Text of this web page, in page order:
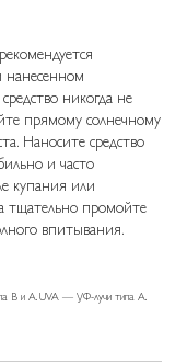
нанесенном
никогда не
прямому солнечному
Наносите средство
и часто
купания или
тщательно промойте
впитывания.
В и А. UVA — УФ-лучи типа А.